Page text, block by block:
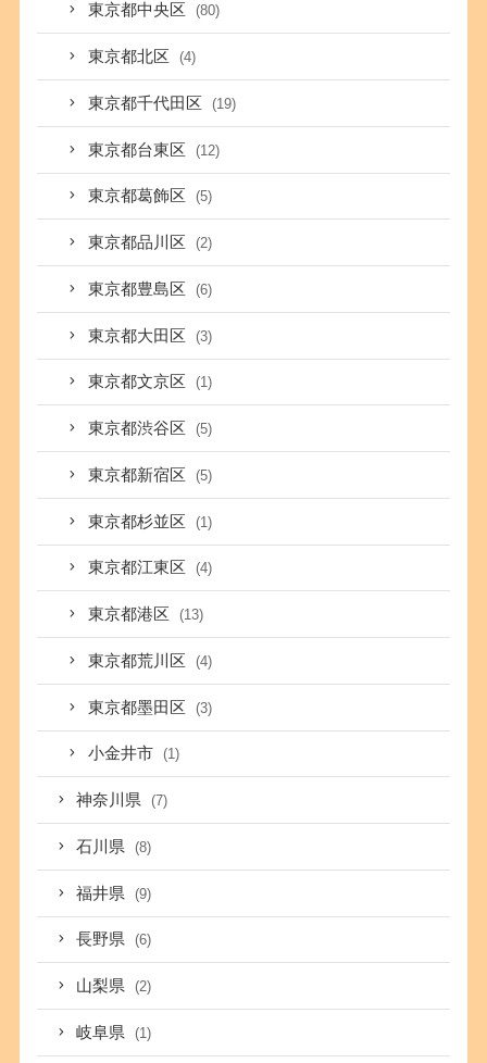
東京都中央区 (80)
東京都北区 (4)
東京都千代田区 (19)
東京都台東区 (12)
東京都葛飾区 (5)
東京都品川区 (2)
東京都豊島区 (6)
東京都大田区 (3)
東京都文京区 (1)
東京都渋谷区 (5)
東京都新宿区 (5)
東京都杉並区 (1)
東京都江東区 (4)
東京都港区 (13)
東京都荒川区 (4)
東京都墨田区 (3)
小金井市 (1)
神奈川県 (7)
石川県 (8)
福井県 (9)
長野県 (6)
山梨県 (2)
岐阜県 (1)